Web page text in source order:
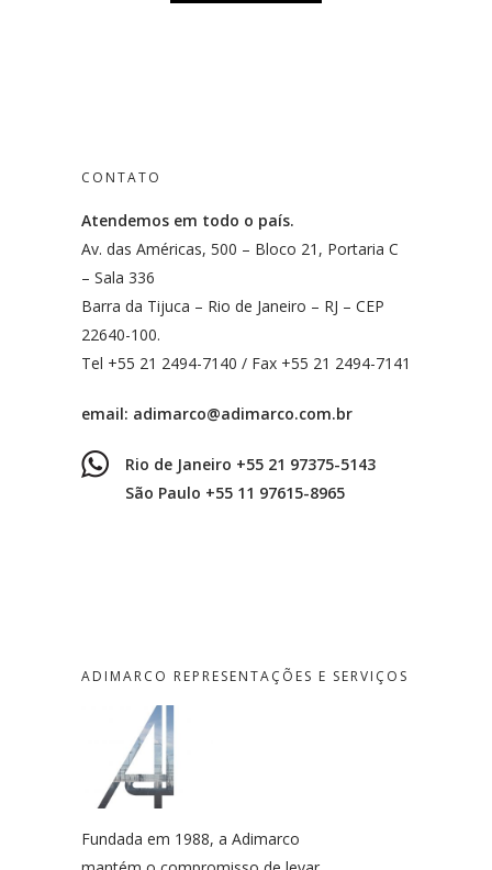
CONTATO
Atendemos em todo o país.
Av. das Américas, 500 – Bloco 21, Portaria C
– Sala 336
Barra da Tijuca – Rio de Janeiro – RJ – CEP
22640-100.
Tel +55 21 2494-7140 / Fax +55 21 2494-7141
email: adimarco@adimarco.com.br
Rio de Janeiro +55 21 97375-5143
São Paulo +55 11 97615-8965
ADIMARCO REPRESENTAÇÕES E SERVIÇOS
Fundada em 1988, a Adimarco